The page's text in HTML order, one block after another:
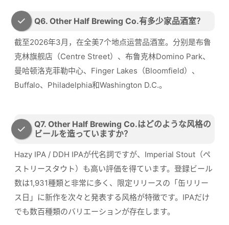
Q6. Other Half Brewing Co.有多少家品酒室？
截至2026年3月，在全美7个地点运营品酒室。分别是布鲁
克林旗舰店（Centre Street）、布鲁克林Domino Park、
曼哈顿洛克菲勒中心、Finger Lakes（Bloomfield）、
Buffalo、Philadelphia和Washington D.C.。
Q7. Other Half Brewing Co.はどのような风格の
ビールを造っていますか？
Hazy IPA / DDH IPAが代名詞ですが、Imperial Stout（ペ
ストリースタウト）も高い評価を得ています。登録ビール
数は1,931種類と非常に多く、限定リリースの「缶リリー
ス日」に新作を次々と発表する风格が特徴です。IPAだけ
でも数百種類のバリエーションが存在します。